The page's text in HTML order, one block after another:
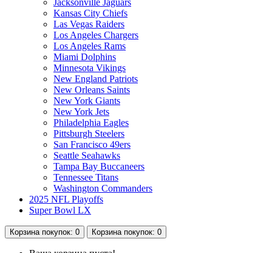
Kansas City Chiefs
Las Vegas Raiders
Los Angeles Chargers
Los Angeles Rams
Miami Dolphins
Minnesota Vikings
New England Patriots
New Orleans Saints
New York Giants
New York Jets
Philadelphia Eagles
Pittsburgh Steelers
San Francisco 49ers
Seattle Seahawks
Tampa Bay Buccaneers
Tennessee Titans
Washington Commanders
2025 NFL Playoffs
Super Bowl LX
Корзина покупок: 0 Корзина покупок: 0